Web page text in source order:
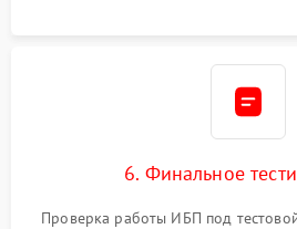
6. Финальное
Проверка работы ИБП под